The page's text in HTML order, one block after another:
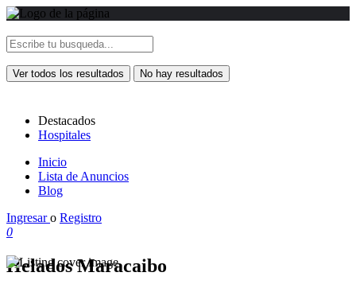
Ver todos los resultados No hay resultados
Destacados
Hospitales
Inicio
Lista de Anuncios
Blog
Ingresaro Registro
0
Helados Maracaibo